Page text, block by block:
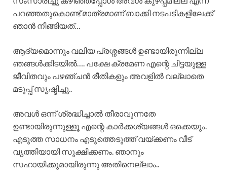
പറഞ്ഞതുകൊണ്ട് മാത്രമാണ് ബാക്കി നടപടികളിലേക്ക്
ഞാൻ നീങ്ങിയത്…
ആദ്യമൊന്നും വലിയ പ്രശ്നങ്ങൾ ഉണ്ടായിരുന്നില്ല
ഞങ്ങൾക്കിടയിൽ…. പക്ഷേ ക്രമേണ എന്റെ ചിട്ടയുള്ള
ജീവിതവും പഴഞ്ചൻ രീതികളും അവളിൽ വല്ലാതെ
മടുപ്പ് സൃഷ്ടിച്ചു..
അവൾ ഒന്ന് ശ്രദ്ധിച്ചാൽ തീരാവുന്നതേ
ഉണ്ടായിരുന്നുള്ളൂ എന്റെ കാർക്കശ്യങ്ങൾ ഒക്കെയും.
എടുത്ത സാധനം എടുത്തെടുത്ത് വയ്ക്കണം വീട്
വൃത്തിയായി സൂക്ഷിക്കണം. ഞാനും
സഹായിക്കുമായിരുന്നു അതിനെല്ലാം..